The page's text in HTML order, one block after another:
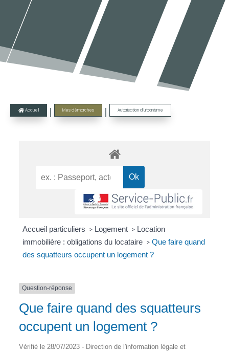
 Accueil | Mes démarches | Autorisation d’urbanisme
Accueil particuliers > Logement > Location
immobilière : obligations du locataire > Que faire quand
des squatteurs occupent un logement ?
Question-réponse
Que faire quand des squatteurs
occupent un logement ?
Vérifié le 28/07/2023 - Direction de l'information légale et